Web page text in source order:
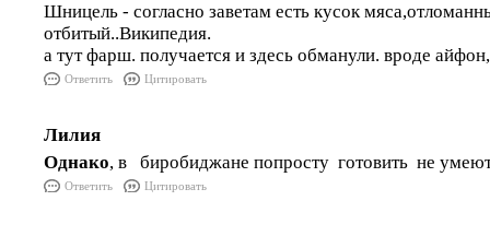
Шницель - согласно заветам есть кусок
отбитый..Википедия.
а тут фарш. получается и здесь обманули. вроде
Ответить Цитировать
Лилия
Однако, в биробиджане попросту готовить не
Ответить Цитировать